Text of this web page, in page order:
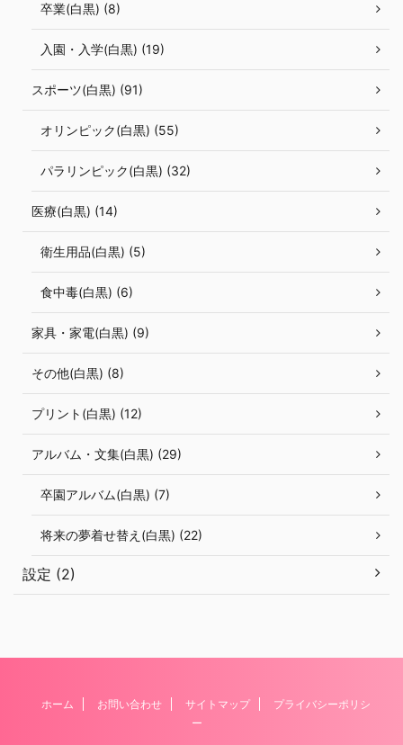
卒業(白黒) (8)
入園・入学(白黒) (19)
スポーツ(白黒) (91)
オリンピック(白黒) (55)
パラリンピック(白黒) (32)
医療(白黒) (14)
衛生用品(白黒) (5)
食中毒(白黒) (6)
家具・家電(白黒) (9)
その他(白黒) (8)
プリント(白黒) (12)
アルバム・文集(白黒) (29)
卒園アルバム(白黒) (7)
将来の夢着せ替え(白黒) (22)
設定 (2)
ホーム お問い合わせ サイトマップ
プライバシーポリシ
ー